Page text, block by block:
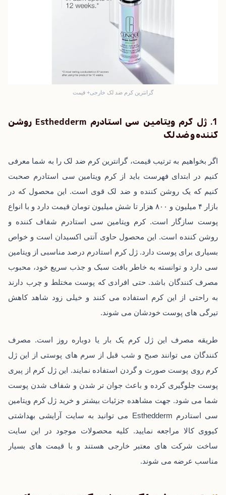
گرانترین کرم ضد لک خارجی+ قیمت
1. ژل کرم ویتامین سی استادرم Esthedderm روشن
کننده و ضد لک
اگر بخواهیم به ترتیب قیمت، گرانترین کرم ضد لک را به شما معرفی
کنیم در ابتدای فهرست باید از کرم ویتامین سی استادرم صحبت
کنیم که یک روشن کننده و ضد لک قوی است. این محصول که در
بازار ۴ میلیون و ۸۰۰ هزار تا شش میلیون تومان قیمت دارد و با انواع
پوست سازگار است. کرم ویتامین سی استادرم شفاف کننده و
روشن کننده است. این محصول حاوی آنتی اکسیدان است و خواص
بسیاری برای پوست دارد. ژل کرم استادرم درصد مناسبی از ویتامین
سی دارد و توانسته به خاطر بافت سبک و جذب سریع خود، محبوب
مصرف کنندگان باشد. حتی افرادی که پوست مختلط و چرب دارند
به راحتی از این کرم استفاده می‌ کنند و خیلی زود شاهد کاهش
تیرگی ‌های پوست خودشان می ‌شوند.
طریقه مصرف این ژل کرم یک بار یا دوباره روز است. مصرف
کنندگان می ‌توانند صبح و شب قبل از سرم‌ های پوستی از این ژل
کرم روی پوست صورت و گردن استفاده نمایند. این ژل کرم از پیری
پوست جلوگیری کرده و باعث جوان ‌تر شدن و شفاف شدن پوست
شما می ‌شود. جهت مشاهده جزئیات بیشتر و خرید ژل کرم ویتامین
سی استادرم Esthedderm می ‌توانید به سایت آرایشی بهداشتی
کیووی کالا
مراجعه نمایید. کلیه محصولات موجود در این سایت
ساخت شرکت‌ های معتبر خارجی هستند و با قیمت ‌های بسیار
مناسب عرضه می ‌شوند.